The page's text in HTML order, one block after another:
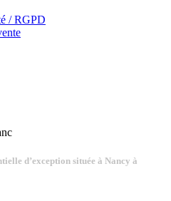
/ RGPD
d’exception située à Nancy à